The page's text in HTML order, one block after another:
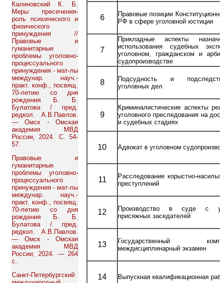
Калиновский К. Б.
Меры пресечения-
роль психического и
физического
принуждения //
Правовые и
гуманитарные
проблемы уголовно-
процессуального
принуждения - мат-лы
междунар. науч.-
практ. конф., посвящ.
70-летию со дня
рождения Б. Б.
Булатова / пред.
редкол. А.В.Павлов.
— Омск - Омская
академия МВД
России, 2024. С. 54-
57.
Правовые и
гуманитарные
проблемы уголовно-
процессуального
принуждения - мат-лы
междунар. науч.-
практ. конф., посвящ.
70-летию со дня
рождения Б. Б.
Булатова / пред.
редкол. А.В.Павлов.
— Омск - Омская
академия МВД
России, 2024. — 264
с.
Санкт-Петербургский
6
Правовые позиции
РФ в сфере уголовной юстиции
7
Прикладные аспекты
использования судебных
уголовном, гражданском и
судопроизводстве
8
Подсудность и
уголовных дел
9
Криминалистические аспекты
уголовного преследования на
и судебных стадиях
10 Адвокат в уголовном
11
Расследование корыстно-
преступлений
12
Производство в суде с
присяжных заседателей
13
Государственный
междисциплинарный экзамен
14 Выпускная квалификационная